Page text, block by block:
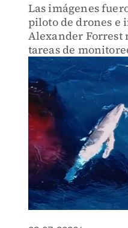
Las imágenes
piloto de drones e
Alexander Forrest mientras realizaba
tareas de